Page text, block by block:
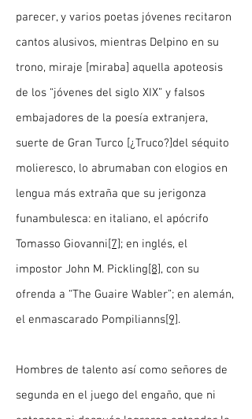
parecer, y varios poetas jóvenes recitaron
cantos alusivos, mientras Delpino en su
trono, miraje [miraba] aquella apoteosis
de los “jóvenes del siglo XIX” y falsos
embajadores de la poesía extranjera,
suerte de Gran Turco [¿Truco?]del séquito
molieresco, lo abrumaban con elogios en
lengua más extraña que su jerigonza
funambulesca: en italiano, el apócrifo
Tomasso Giovanni[7]; en inglés, el
impostor John M. Pickling[8], con su
ofrenda a “The Guaire Wabler”; en alemán,
el enmascarado Pompilianns[9].
Hombres de talento así como señores de
segunda en el juego del engaño, que ni